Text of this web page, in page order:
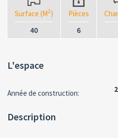
Surface (M2)
40
Pièces
6
L'espace
Année de construction:
Description